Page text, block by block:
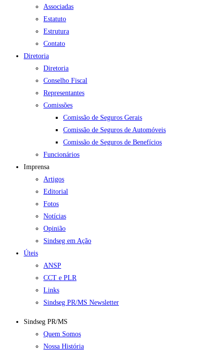
Associadas
Estatuto
Estrutura
Contato
Diretoria
Diretoria
Conselho Fiscal
Representantes
Comissões
Comissão de Seguros Gerais
Comissão de Seguros de Automóveis
Comissão de Seguros de Benefícios
Funcionários
Imprensa
Artigos
Editorial
Fotos
Notícias
Opinião
Sindseg em Ação
Úteis
ANSP
CCT e PLR
Links
Sindseg PR/MS Newsletter
Sindseg PR/MS
Quem Somos
Nossa História